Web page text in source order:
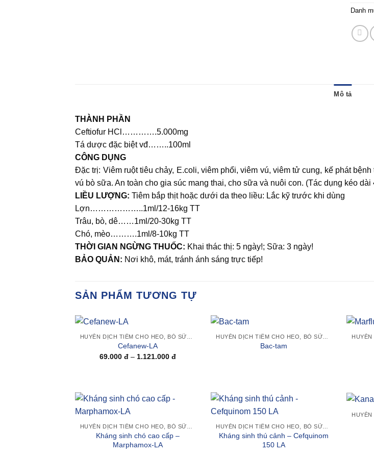
Danh
Mô tả
THÀNH PHẦN
Ceftiofur HCl………….5.000mg
Tá dược đặc biệt vđ……..100ml
CÔNG DỤNG
Đặc trị: Viêm ruột tiêu chảy, E.coli, viêm phổi, viêm vú, viêm tử cung, kế phát
vú bò sữa. An toàn cho gia súc mang thai, cho sữa và nuôi con. (Tác dụng kéo dài
LIỀU LƯỢNG: Tiêm bắp thịt hoặc dưới da theo liều: Lắc kỹ trước khi dùng
Lợn………………..1ml/12-16kg TT
Trâu, bò, dê……1ml/20-30kg TT
Chó, mèo……….1ml/8-10kg TT
THỜI GIAN NGỪNG THUỐC: Khai thác thị: 5 ngày!; Sữa: 3 ngày!
BẢO QUẢN: Nơi khô, mát, tránh ánh sáng trực tiếp!
SẢN PHẨM TƯƠNG TỰ
+
Cefanew-LA
69.000đ – 1.121.000đKhoảng
1.121.000 đ
+
Bac-tam
+
wishlist
Kháng sinh chó cao cấp –
Marphamox-LA
wishlist
+
Kháng sinh thú cảnh – Cefquinom
150 LA
+